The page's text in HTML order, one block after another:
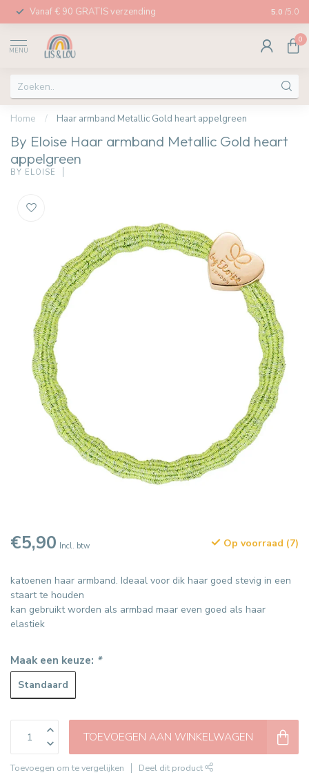
Vanaf € 90 GRATIS verzending Afhalen
5.0 /5.0
MENU
0
Home / Haar armband Metallic Gold heart appelgreen
By Eloise Haar armband Metallic Gold heart
appelgreen
BY ELOISE
€5,90 Incl. btw Op voorraad (7)
katoenen haar armband. Ideaal voor dik haar goed stevig in een
staart te houden
kan gebruikt worden als armbad maar even goed als haar
elastiek
Maak een keuze: *
Standaard
TOEVOEGEN AAN WINKELWAGEN
Toevoegen om te vergelijken Deel dit product